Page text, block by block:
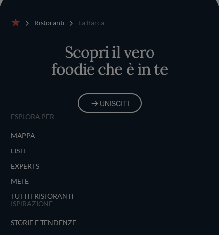
Ristoranti La Barca
Scopri il vero
foodie che è in te
UNISCITI
ESPLORA PER
MAPPA
LISTE
EXPERTS
METE
TUTTI I RISTORANTI
ISPIRAZIONE
STORIE E TENDENZE